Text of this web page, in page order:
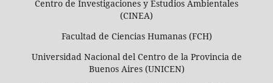
Centro de Investigaciones y Estudios Ambientales
(CINEA)
Facultad de Ciencias Humanas (FCH)
Universidad Nacional del Centro de la Provincia de
Buenos Aires (UNICEN)